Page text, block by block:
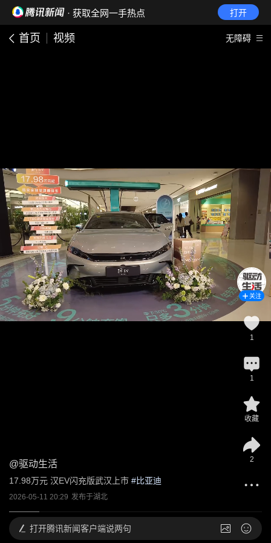
· 获取全网一手热点 打开
首页 视频 无障碍
@驱动生活
17.98万元 汉EV闪充版武汉上市 #比亚迪
2026-05-11 20:29 发布于湖北
关注
1
1
收藏
2
打开腾讯新闻客户端说两句